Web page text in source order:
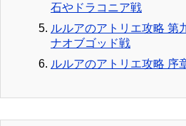
石やドラコニア戦
ルルアのアトリエ攻略 第
ナオブゴッド戦
ルルアのアトリエ攻略 序